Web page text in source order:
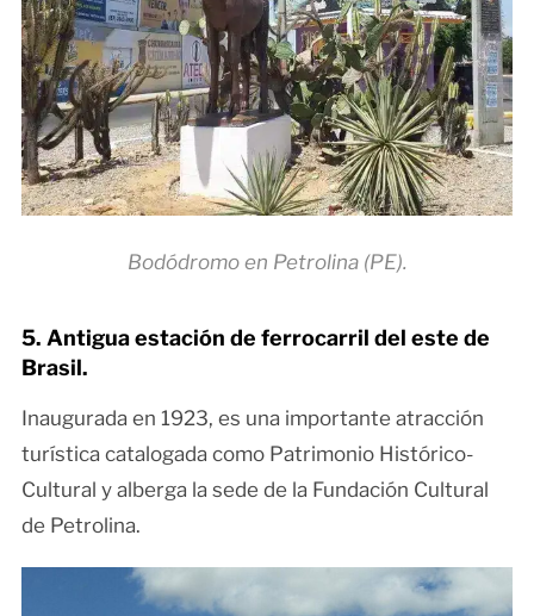
Bodódromo en Petrolina (PE).
5. Antigua estación de ferrocarril del este de
Brasil.
Inaugurada en 1923, es una importante atracción
turística catalogada como Patrimonio Histórico-
Cultural y alberga la sede de la Fundación Cultural
de Petrolina.